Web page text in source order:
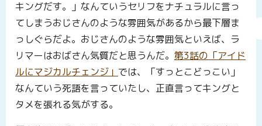
キングだす。」なんていうセリフをナチュラルに言っ
てしまうおじさんのような雰囲気があるから最下層ま
っしぐらだよ。おじさんのような雰囲気といえば、ラ
リマーはおばさん気質だと思うんだ。 第3話の「アイド
ルにマジカルチェンジ」 では、「すっとこどっこい」
なんていう死語を言っていたし、正直言ってキングと
タメを張れる気がする。